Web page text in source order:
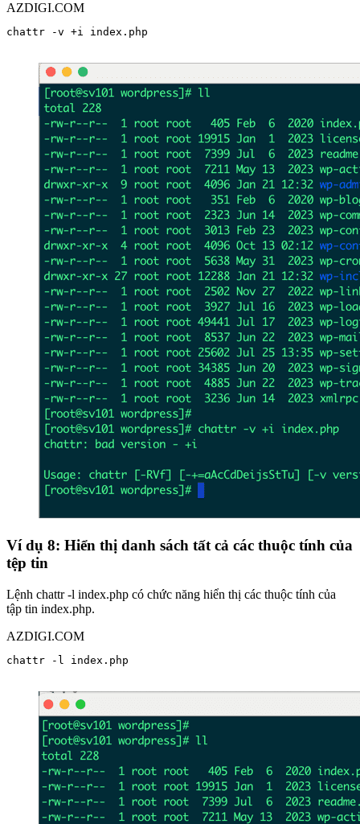
AZDIGI.COM
chattr -v +i index.php
Ví dụ 8: Hiển thị danh sách tất cả các thuộc tính của
tệp tin
Lệnh chattr -l index.php có chức năng hiển thị các thuộc tính của
tập tin index.php.
AZDIGI.COM
chattr -l index.php